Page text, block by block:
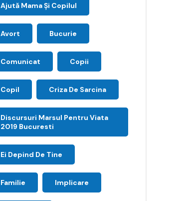
Ajută Mama Și Copilul
Avort Bucurie
Comunicat Copii
Copil Criza De Sarcina
Discursuri Marsul Pentru Viata
2019 Bucuresti
Ei Depind De Tine
Familie Implicare